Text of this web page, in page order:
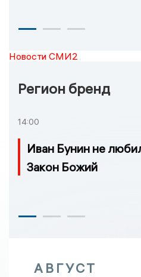
Новости СМИ2
Регион бренд
14:00
Иван Бунин не
Закон Божий
АВГУСТ